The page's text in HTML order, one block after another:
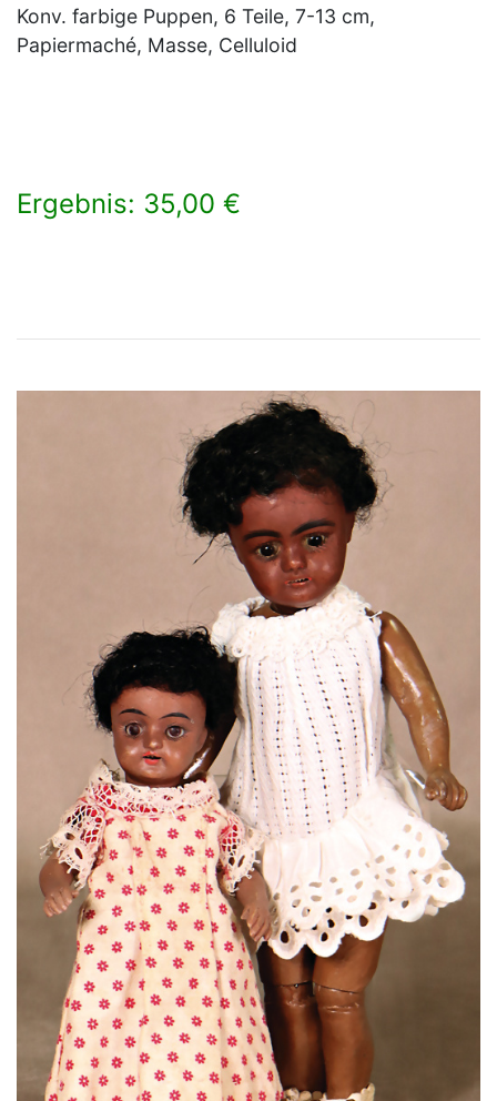
Konv. farbige Puppen, 6 Teile, 7-13 cm,
Papiermaché, Masse, Celluloid
Ergebnis: 35,00 €